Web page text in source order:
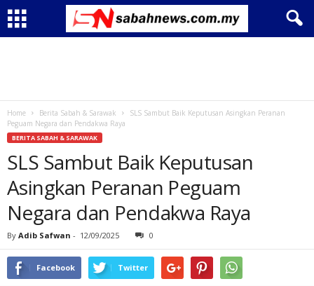
Home Berita Sabah & Sarawak
SLS Sambut Baik Keputusan Asingkan Peranan
Peguam Negara dan Pendakwa Raya
BERITA SABAH & SARAWAK
SLS Sambut Baik Keputusan
Asingkan Peranan Peguam
Negara dan Pendakwa Raya
By Adib Safwan - 12/09/2025 0
Facebook Twitter